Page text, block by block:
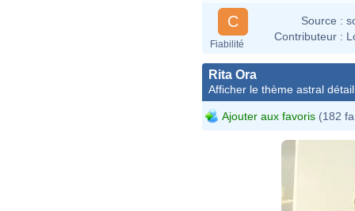
C
Fiabilité
Source :
Contributeur :
Rita Ora
Afficher le thème astral
Ajouter aux favoris (182